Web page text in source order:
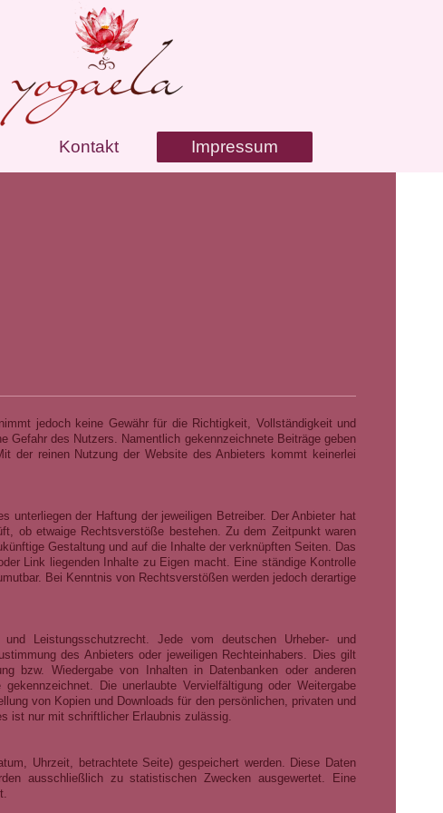
Kontakt Impressum
jedoch keine Gewähr für die Richtigkeit, Vollständigkeit und
Gefahr des Nutzers. Namentlich gekennzeichnete Beiträge geben
der reinen Nutzung der Website des Anbieters kommt keinerlei
unterliegen der Haftung der jeweiligen Betreiber. Der Anbieter hat
ob etwaige Rechtsverstöße bestehen. Zu dem Zeitpunkt waren
Gestaltung und auf die Inhalte der verknüpften Seiten. Das
Link liegenden Inhalte zu Eigen macht. Eine ständige Kontrolle
Bei Kenntnis von Rechtsverstößen werden jedoch derartige
Leistungsschutzrecht. Jede vom deutschen Urheber- und
des Anbieters oder jeweiligen Rechteinhabers. Dies gilt
bzw. Wiedergabe von Inhalten in Datenbanken oder anderen
Die unerlaubte Vervielfältigung oder Weitergabe
von Kopien und Downloads für den persönlichen, privaten und
ist nur mit schriftlicher Erlaubnis zulässig.
Uhrzeit, betrachtete Seite) gespeichert werden. Diese Daten
ausschließlich zu statistischen Zwecken ausgewertet. Eine